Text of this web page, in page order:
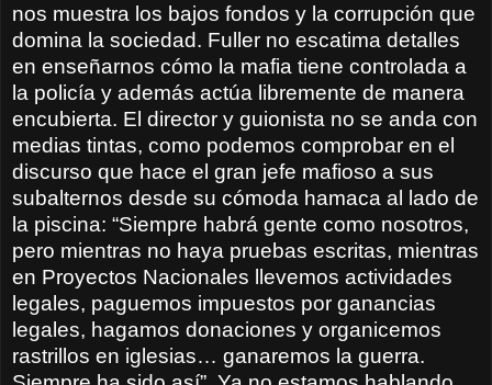
nos muestra los bajos fondos y la corrupción que
domina la sociedad. Fuller no escatima detalles
en enseñarnos cómo la mafia tiene controlada a
la policía y además actúa libremente de manera
encubierta. El director y guionista no se anda con
medias tintas, como podemos comprobar en el
discurso que hace el gran jefe mafioso a sus
subalternos desde su cómoda hamaca al lado de
la piscina: “Siempre habrá gente como nosotros,
pero mientras no haya pruebas escritas, mientras
en Proyectos Nacionales llevemos actividades
legales, paguemos impuestos por ganancias
legales, hagamos donaciones y organicemos
rastrillos en iglesias… ganaremos la guerra.